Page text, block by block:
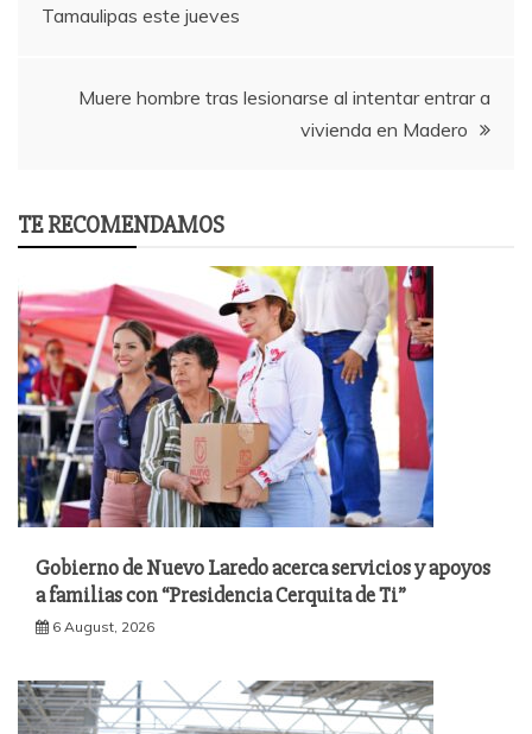
navigation
Tamaulipas este jueves
Muere hombre tras lesionarse al intentar entrar a
vivienda en Madero
TE RECOMENDAMOS
Gobierno de Nuevo Laredo acerca servicios y apoyos
a familias con “Presidencia Cerquita de Ti”
6 August, 2026